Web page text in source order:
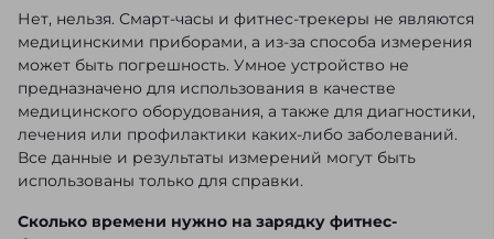
Нет, нельзя. Смарт-часы и фитнес-трекеры не являются
медицинскими приборами, а из-за способа измерения
может быть погрешность. Умное устройство не
предназначено для использования в качестве
медицинского оборудования, а также для диагностики,
лечения или профилактики каких-либо заболеваний.
Все данные и результаты измерений могут быть
использованы только для справки.
Сколько времени нужно на зарядку фитнес-